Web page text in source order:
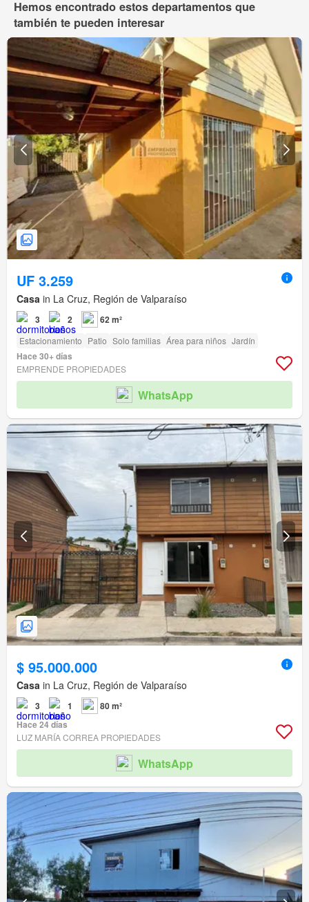
Hemos encontrado estos departamentos que
también te pueden interesar
UF 3.259
Casa in La Cruz, Región de Valparaíso
3 2 62 m²
Estacionamiento Patio Solo familias Área para niños Jardín
Hace 30+ días
EMPRENDE PROPIEDADES
WhatsApp
$ 95.000.000
Casa in La Cruz, Región de Valparaíso
3 1
80 m²
Hace 24 días
LUZ MARÍA CORREA PROPIEDADES
WhatsApp